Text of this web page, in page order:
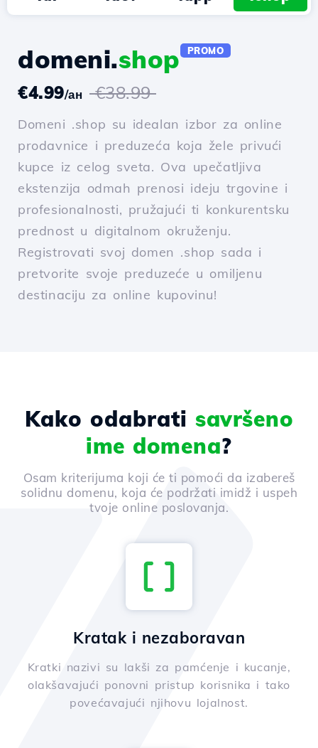
domeni.shop PROMO
€4.99/ан €38.99
Domeni .shop su idealan izbor za online
prodavnice i preduzeća koja žele privući
kupce iz celog sveta. Ova upečatljiva
ekstenzija odmah prenosi ideju trgovine i
profesionalnosti, pružajući ti konkurentsku
prednost u digitalnom okruženju.
Registrovati svoj domen .shop sada i
pretvorite svoje preduzeće u omiljenu
destinaciju za online kupovinu!
Kako odabrati savršeno
ime domena?
Osam kriterijuma koji će ti pomoći da izabereš
solidnu domenu, koja će podržati imidž i uspeh
tvoje online poslovanja.
Kratak i nezaboravan
Kratki nazivi su lakši za pamćenje i kucanje,
olakšavajući ponovni pristup korisnika i tako
povećavajući njihovu lojalnost.